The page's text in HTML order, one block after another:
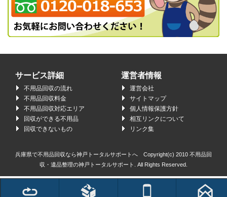
サービス詳細
不用品回収の流れ
不用品回収料金
不用品回収対応エリア
回収ができる不用品
回収できないもの
運営者情報
運営会社
サイトマップ
個人情報保護方針
相互リンクについて
リンク集
兵庫県で不用品回収なら神戸トータルサポートへ Copyright(c) 2010 不用品回
収・遺品整理の神戸トータルサポート.
All Rights Reserved.